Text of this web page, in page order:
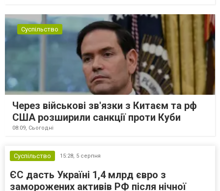
Суспільство
Через військові зв'язки з Китаєм та рф
США розширили санкції проти Куби
08:09, Сьогодні
Суспільство 15:28, 5 серпня
ЄС дасть Україні 1,4 млрд євро з
заморожених активів РФ після нічної